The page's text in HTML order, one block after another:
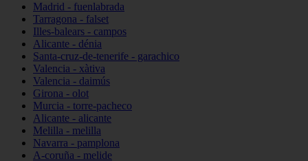
Madrid - fuenlabrada
Tarragona - falset
Illes-balears - campos
Alicante - dénia
Santa-cruz-de-tenerife - garachico
Valencia - xàtiva
Valencia - daimús
Girona - olot
Murcia - torre-pacheco
Alicante - alicante
Melilla - melilla
Navarra - pamplona
A-coruña - melide